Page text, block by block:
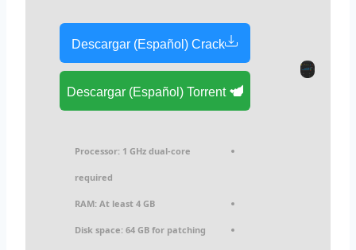
Descargar (Español) Crack
Descargar (Español) Torrent
Processor: 1 GHz dual-core
required
RAM: At least 4 GB
Disk space: 64 GB for patching